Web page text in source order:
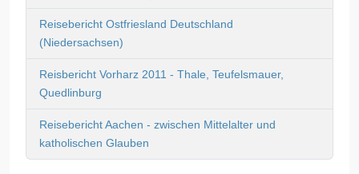
Reisebericht Ostfriesland Deutschland
(Niedersachsen)
Reisbericht Vorharz 2011 - Thale, Teufelsmauer,
Quedlinburg
Reisebericht Aachen - zwischen Mittelalter und
katholischen Glauben